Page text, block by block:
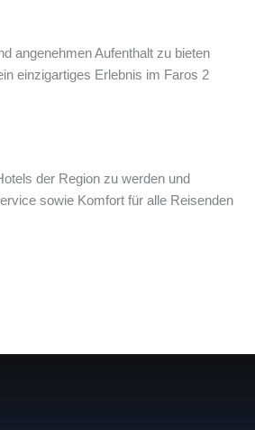
angenehmen Aufenthalt zu bieten
einzigartiges Erlebnis im Faros 2
der Region zu werden und
sowie Komfort für alle Reisenden